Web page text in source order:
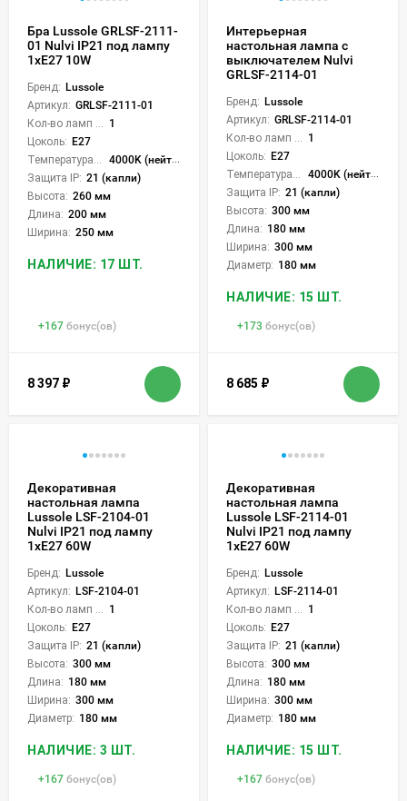
Бра Lussole GRLSF-2111-
01 Nulvi IP21 под лампу
1xE27 10W
Бренд: Lussole
Артикул: GRLSF-2111-01
1
Цоколь: E27
4000K (нейтральный)
Защита IP: 21 (капли)
Высота: 260 мм
Длина: 200 мм
Ширина: 250 мм
НАЛИЧИЕ: 17 ШТ.
+167 бонус(ов)
8 397 ₽
Интерьерная
настольная лампа с
выключателем Nulvi
GRLSF-2114-01
Бренд: Lussole
Артикул: GRLSF-2114-01
1
Цоколь: E27
4000K (нейтральный)
Защита IP: 21 (капли)
Высота: 300 мм
Длина: 180 мм
Ширина: 300 мм
Диаметр: 180 мм
НАЛИЧИЕ: 15 ШТ.
+173 бонус(ов)
8 685 ₽
Декоративная
настольная лампа
Lussole LSF-2104-01
Nulvi IP21 под лампу
1xE27 60W
Бренд: Lussole
Артикул: LSF-2104-01
1
Цоколь: E27
Защита IP: 21 (капли)
Высота: 300 мм
Длина: 180 мм
Ширина: 300 мм
Диаметр: 180 мм
НАЛИЧИЕ: 3 ШТ.
+167 бонус(ов)
Декоративная
настольная лампа
Lussole LSF-2114-01
Nulvi IP21 под лампу
1xE27 60W
Бренд: Lussole
Артикул: LSF-2114-01
1
Цоколь: E27
Защита IP: 21 (капли)
Высота: 300 мм
Длина: 180 мм
Ширина: 300 мм
Диаметр: 180 мм
НАЛИЧИЕ: 15 ШТ.
+167 бонус(ов)